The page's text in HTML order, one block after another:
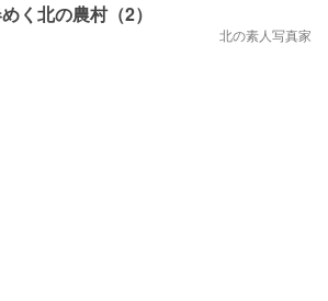
く北の農村（2）
北の素人写真家